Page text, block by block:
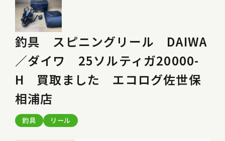
釣具 スピニングリール DAIWA
／ダイワ 25ソルティガ20000-
H 買取ました エコログ佐世保
相浦店
釣具 リール